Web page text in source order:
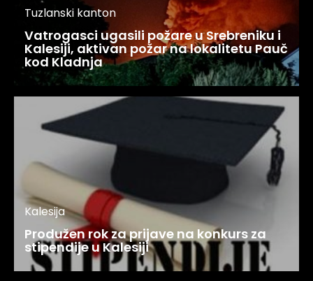
Tuzlanski kanton
Vatrogasci ugasili požare u Srebreniku i
Kalesiji, aktivan požar na lokalitetu Pauč
kod Kladnja
Kalesija
Produžen rok za prijave na konkurs za
stipendije u Kalesiji